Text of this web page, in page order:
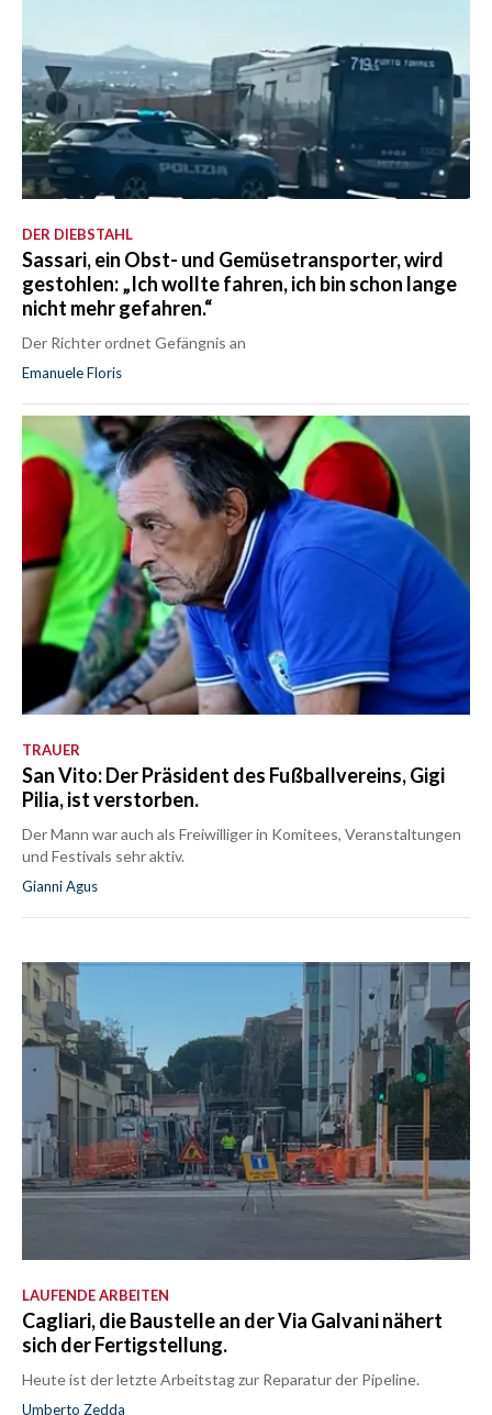
DER DIEBSTAHL
Sassari, ein Obst- und Gemüsetransporter, wird
gestohlen: „Ich wollte fahren, ich bin schon lange
nicht mehr gefahren.“
Der Richter ordnet Gefängnis an
Emanuele Floris
TRAUER
San Vito: Der Präsident des Fußballvereins, Gigi
Pilia, ist verstorben.
Der Mann war auch als Freiwilliger in Komitees, Veranstaltungen
und Festivals sehr aktiv.
Gianni Agus
LAUFENDE ARBEITEN
Cagliari, die Baustelle an der Via Galvani nähert
sich der Fertigstellung.
Heute ist der letzte Arbeitstag zur Reparatur der Pipeline.
Umberto Zedda